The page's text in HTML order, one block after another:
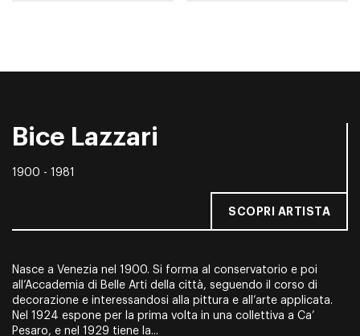
Bice Lazzari
1900 - 1981
SCOPRI ARTISTA
Nasce a Venezia nel 1900. Si forma al conservatorio e poi
all’Accademia di Belle Arti della città, seguendo il corso di
decorazione e interessandosi alla pittura e all’arte applicata.
Nel 1924 espone per la prima volta in una collettiva a Ca’
Pesaro, e nel 1929 tiene la...